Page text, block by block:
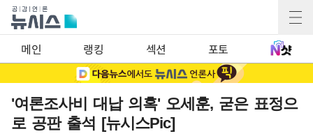
메인 랭킹 섹션 포토
'여론조사비 대납 의혹' 오세훈, 굳은 표정으
로 공판 출석 [뉴시스Pic]